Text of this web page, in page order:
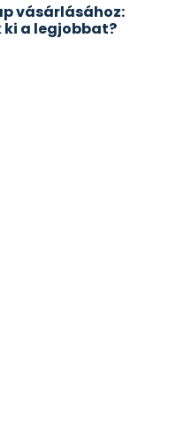
vásárlásához:
ki a legjobbat?